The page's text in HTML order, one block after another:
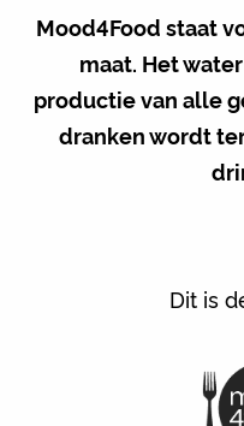
Mood4Food staat
maat. Het
productie van alle
dranken wordt
Dit is